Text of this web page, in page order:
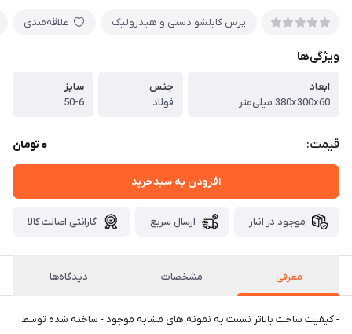
پرس کابلشو دستی و هیدرولیک علاقه‌مندی
ویژگی‌ها
ابعاد
380x300x60 میلی‌متر
جنس
فولاد
سایز
50-6
قیمت: 0تومان
افزودن به سبدخرید
موجود در انبار ارسال سریع گارانتی اصالت کالا
معرفی مشخصات دیدگاه‌ها
- کیفیت ساخت بالاتر نسبت به نمونه های مشابه موجود - ساخته شده توسط